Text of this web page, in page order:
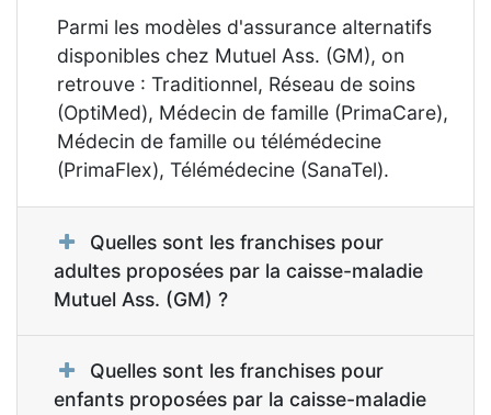
Parmi les modèles d'assurance alternatifs
disponibles chez Mutuel Ass. (GM), on
retrouve : Traditionnel, Réseau de soins
(OptiMed), Médecin de famille (PrimaCare),
Médecin de famille ou télémédecine
(PrimaFlex), Télémédecine (SanaTel).
Quelles sont les franchises pour
adultes proposées par la caisse-maladie
Mutuel Ass. (GM) ?
Quelles sont les franchises pour
enfants proposées par la caisse-maladie